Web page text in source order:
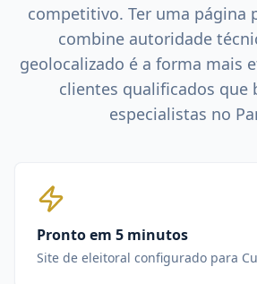
competitivo. Ter uma página
combine autoridade
geolocalizado é a forma mais
clientes qualificados que
especialistas no
Pronto em 5 minutos
Site de eleitoral configurado para